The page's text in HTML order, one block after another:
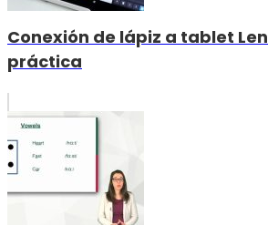
Conexión de lápiz a tablet
práctica